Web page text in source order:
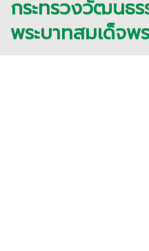
กระทรวงวัฒนธ
พระบาทสมเด็จ